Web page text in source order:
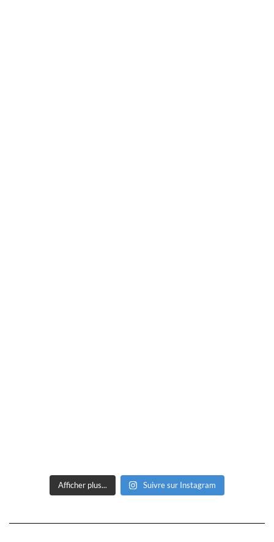
Afficher plus... Suivre sur Instagram